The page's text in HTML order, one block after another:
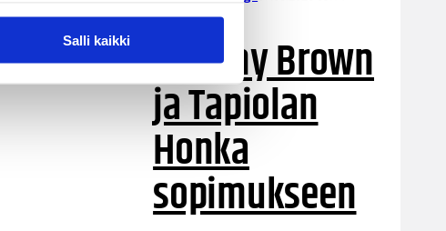
Salli kaikki Destiny Brown
ja Tapiolan
Honka
sopimukseen